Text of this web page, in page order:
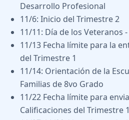
Desarrollo Profesional
11/6: Inicio del Trimestre 2
11/11: Día de los Veteranos
11/13 Fecha límite para la
del Trimestre 1
11/14: Orientación de la
Familias de 8vo Grado
11/22 Fecha límite para
Calificaciones del Trimestre 1